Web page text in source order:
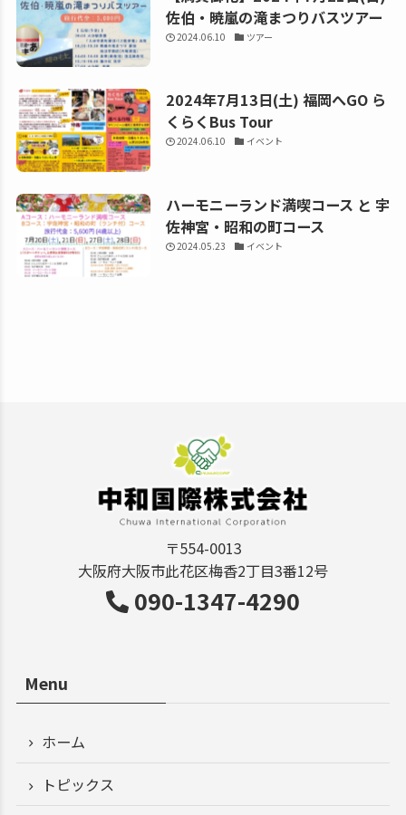
佐伯・暁嵐の滝まつりバスツアー
2024.06.10 ツアー
2024年7月13日(土) 福岡へGO ら
くらくBus Tour
2024.06.10 イベント
ハーモニーランド満喫コース と 宇
佐神宮・昭和の町コース
2024.05.23 イベント
〒554-0013
大阪府大阪市此花区梅香2丁目3番12号
090-1347-4290
Menu
ホーム
トピックス